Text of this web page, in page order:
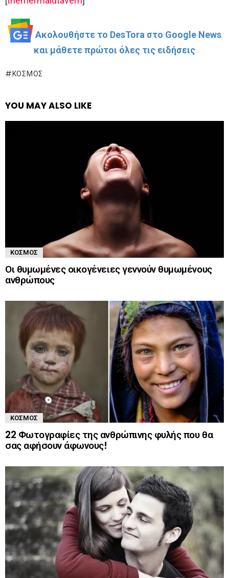
Ακολουθήστε το DesTora στο Google News
και μάθετε πρώτοι όλες τις ειδήσεις
ΚΌΣΜΟΣ
YOU MAY ALSO LIKE
ΚΌΣΜΟΣ
Οι θυμωμένες οικογένειες γεννούν θυμωμένους
ανθρώπους
ΚΌΣΜΟΣ
22 Φωτογραφίες της ανθρώπινης φυλής που θα
σας αφήσουν άφωνους!